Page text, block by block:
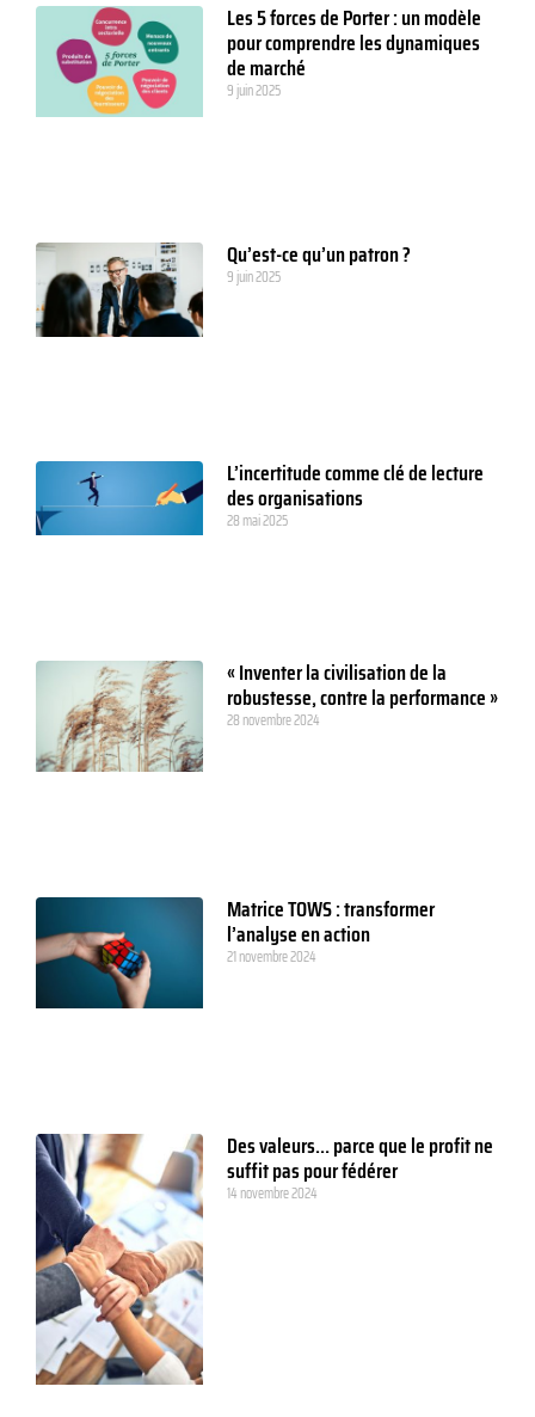
Les 5 forces de Porter : un modèle
pour comprendre les dynamiques
de marché
9 juin 2025
Qu’est-ce qu’un patron ?
9 juin 2025
L’incertitude comme clé de lecture
des organisations
28 mai 2025
« Inventer la civilisation de la
robustesse, contre la performance »
28 novembre 2024
Matrice TOWS : transformer
l’analyse en action
21 novembre 2024
Des valeurs… parce que le profit ne
suffit pas pour fédérer
14 novembre 2024